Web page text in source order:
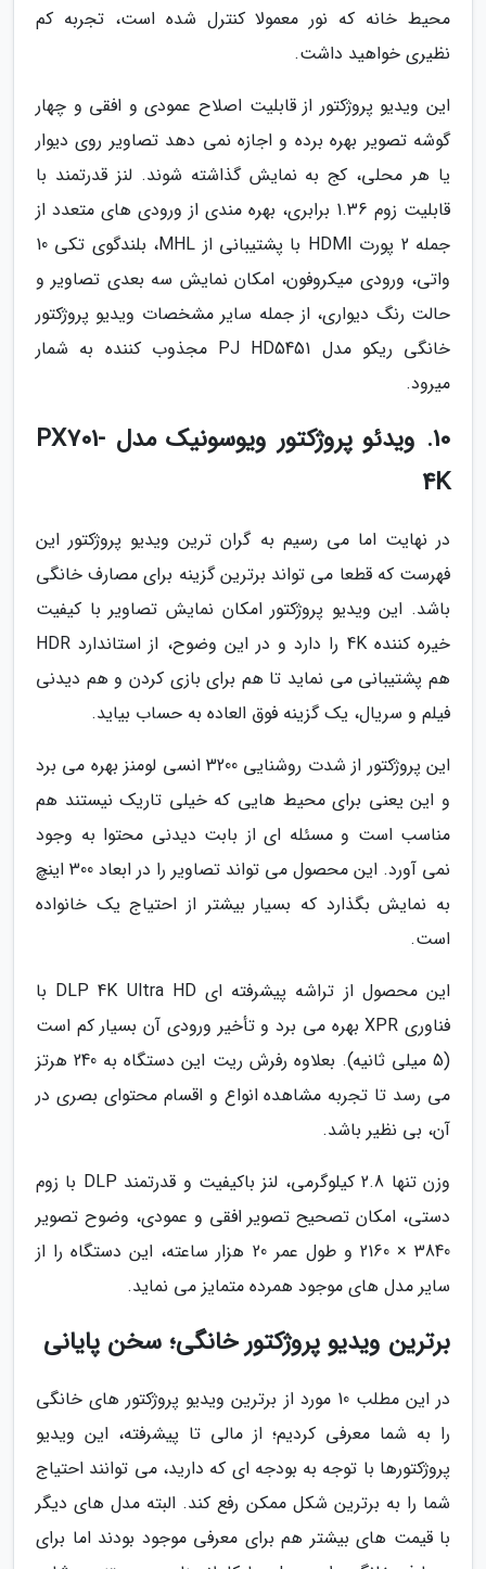
محیط خانه که نور معمولا کنترل شده است، تجربه کم
نظیری خواهید داشت.
این ویدیو پروژکتور از قابلیت اصلاح عمودی و افقی و چهار
گوشه تصویر بهره برده و اجازه نمی دهد تصاویر روی دیوار
یا هر محلی، کج به نمایش گذاشته شوند. لنز قدرتمند با
قابلیت زوم 1.36 برابری، بهره مندی از ورودی های متعدد از
جمله 2 پورت HDMI با پشتیبانی از MHL، بلندگوی تکی 10
واتی، ورودی میکروفون، امکان نمایش سه بعدی تصاویر و
حالت رنگ دیواری، از جمله سایر مشخصات ویدیو پروژکتور
خانگی ریکو مدل PJ HD5451 مجذوب کننده به شمار
میرود.
10. ویدئو پروژکتور ویوسونیک مدل PX701-
4K
در نهایت اما می رسیم به گران ترین ویدیو پروژکتور این
فهرست که قطعا می تواند برترین گزینه برای مصارف خانگی
باشد. این ویدیو پروژکتور امکان نمایش تصاویر با کیفیت
خیره کننده 4K را دارد و در این وضوح، از استاندارد HDR
هم پشتیبانی می نماید تا هم برای بازی کردن و هم دیدنی
فیلم و سریال، یک گزینه فوق العاده به حساب بیاید.
این پروژکتور از شدت روشنایی 3200 انسی لومنز بهره می برد
و این یعنی برای محیط هایی که خیلی تاریک نیستند هم
مناسب است و مسئله ای از بابت دیدنی محتوا به وجود
نمی آورد. این محصول می تواند تصاویر را در ابعاد 300 اینچ
به نمایش بگذارد که بسیار بیشتر از احتیاج یک خانواده
است.
این محصول از تراشه پیشرفته ای DLP 4K Ultra HD با
فناوری XPR بهره می برد و تأخیر ورودی آن بسیار کم است
(5 میلی ثانیه). بعلاوه رفرش ریت این دستگاه به 240 هرتز
می رسد تا تجربه مشاهده انواع و اقسام محتوای بصری در
آن، بی نظیر باشد.
وزن تنها 2.8 کیلوگرمی، لنز باکیفیت و قدرتمند DLP با زوم
دستی، امکان تصحیح تصویر افقی و عمودی، وضوح تصویر
3840 × 2160 و طول عمر 20 هزار ساعته، این دستگاه را از
سایر مدل های موجود همرده متمایز می نماید.
برترین ویدیو پروژکتور خانگی؛ سخن پایانی
در این مطلب 10 مورد از برترین ویدیو پروژکتور های خانگی
را به شما معرفی کردیم؛ از مالی تا پیشرفته، این ویدیو
پروژکتورها با توجه به بودجه ای که دارید، می توانند احتیاج
شما را به برترین شکل ممکن رفع کند. البته مدل های دیگر
با قیمت های بیشتر هم برای معرفی موجود بودند اما برای